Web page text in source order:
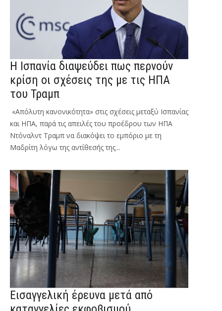
Η Ισπανία διαψεύδει πως περνούν
κρίση οι σχέσεις της με τις ΗΠΑ
του Τραμπ
«Απόλυτη κανονικότητα» στις σχέσεις μεταξύ Ισπανίας
και ΗΠΑ, παρά τις απειλές του προέδρου των ΗΠΑ
Ντόναλντ Τραμπ να διακόψει το εμπόριο με τη
Μαδρίτη λόγω της αντίθεσής της...
Εισαγγελική έρευνα μετά από